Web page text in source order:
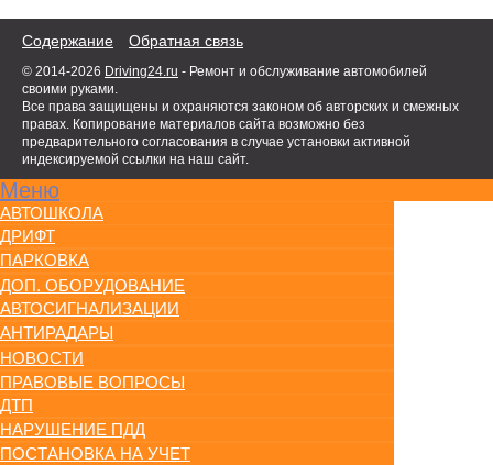
Содержание Обратная связь
© 2014-2026 Driving24.ru - Ремонт и обслуживание автомобилей
своими руками.
Все права защищены и охраняются законом об авторских и смежных
правах. Копирование материалов сайта возможно без
предварительного согласования в случае установки активной
индексируемой ссылки на наш сайт.
Меню
АВТОШКОЛА
ДРИФТ
ПАРКОВКА
ДОП. ОБОРУДОВАНИЕ
АВТОСИГНАЛИЗАЦИИ
АНТИРАДАРЫ
НОВОСТИ
ПРАВОВЫЕ ВОПРОСЫ
ДТП
НАРУШЕНИЕ ПДД
ПОСТАНОВКА НА УЧЕТ